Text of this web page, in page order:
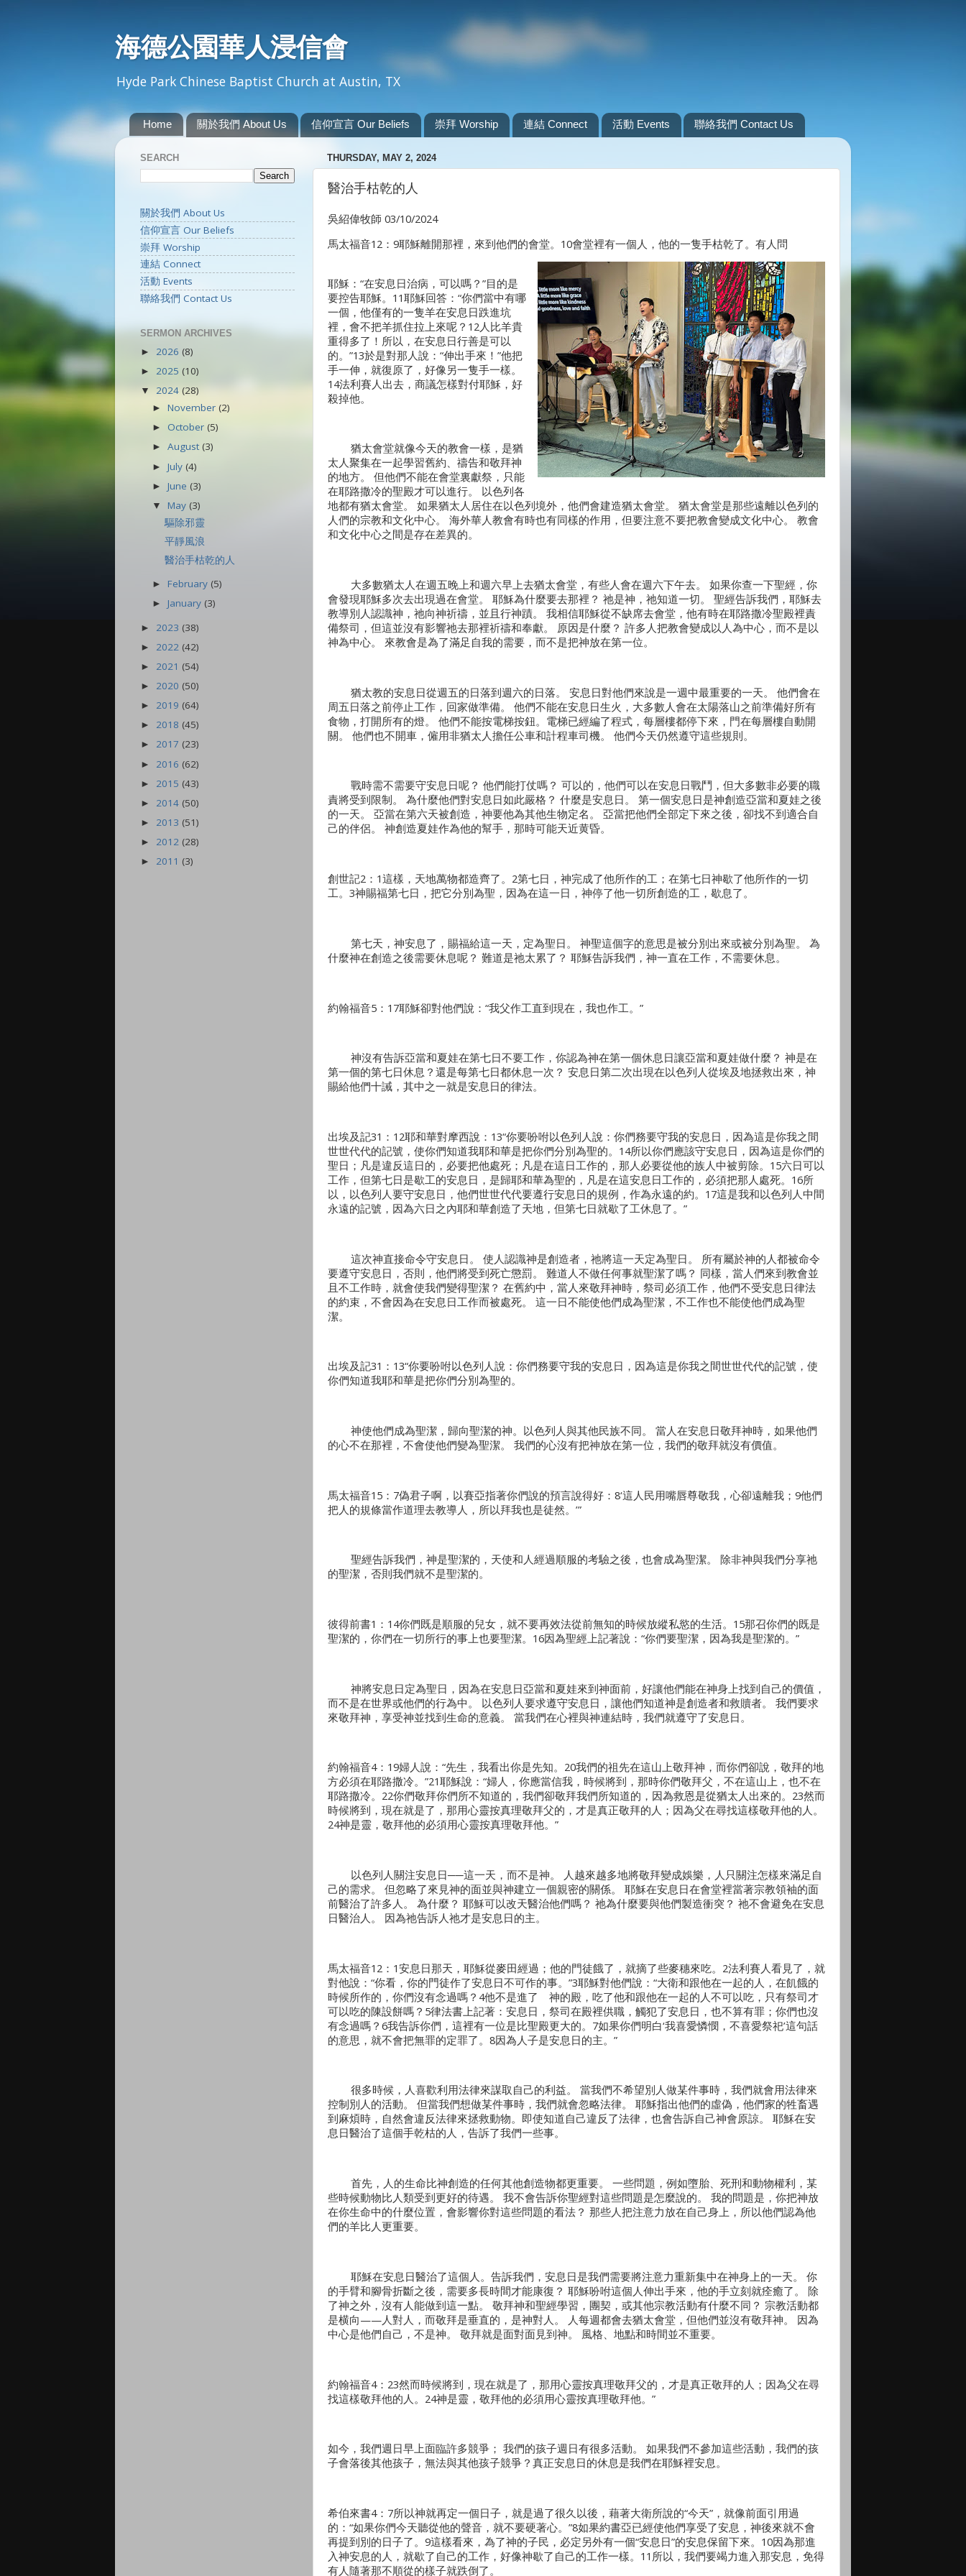
海德公園華人浸信會
Hyde Park Chinese Baptist Church at Austin, TX
Home 關於我們 About Us 信仰宣言 Our Beliefs 崇拜 Worship 連結 Connect 活動 Events 聯絡我們 Contact Us
THURSDAY, MAY 2, 2024
醫治手枯乾的人
吳紹偉牧師 03/10/2024
馬太福音12：9耶穌離開那裡，來到他們的會堂。10會堂裡有一個人，他的一隻手枯乾了。有人問
耶穌：“在安息日治病，可以嗎？”目的是
要控告耶穌。11耶穌回答：“你們當中有哪
一個，他僅有的一隻羊在安息日跌進坑
裡，會不把羊抓住拉上來呢？12人比羊貴
重得多了！所以，在安息日行善是可以
的。”13於是對那人說：“伸出手來！”他把
手一伸，就復原了，好像另一隻手一樣。
14法利賽人出去，商議怎樣對付耶穌，好
殺掉他。
猶太會堂就像今天的教會一樣，是猶
太人聚集在一起學習舊約、禱告和敬拜神
的地方。 但他們不能在會堂裏獻祭，只能
在耶路撒冷的聖殿才可以進行。 以色列各
地都有猶太會堂。 如果猶太人居住在以色列境外，他們會建造猶太會堂。 猶太會堂是那些遠離以色列的
人們的宗教和文化中心。 海外華人教會有時也有同樣的作用，但要注意不要把教會變成文化中心。 教會
和文化中心之間是存在差異的。
大多數猶太人在週五晚上和週六早上去猶太會堂，有些人會在週六下午去。 如果你查一下聖經，你
會發現耶穌多次去出現過在會堂。 耶穌為什麼要去那裡？ 祂是神，祂知道一切。 聖經告訴我們，耶穌去
教導別人認識神，祂向神祈禱，並且行神蹟。 我相信耶穌從不缺席去會堂，他有時在耶路撒冷聖殿裡責
備祭司，但這並沒有影響祂去那裡祈禱和奉獻。 原因是什麼？ 許多人把教會變成以人為中心，而不是以
神為中心。 來教會是為了滿足自我的需要，而不是把神放在第一位。
猶太教的安息日從週五的日落到週六的日落。 安息日對他們來說是一週中最重要的一天。 他們會在
周五日落之前停止工作，回家做準備。 他們不能在安息日生火，大多數人會在太陽落山之前準備好所有
食物，打開所有的燈。 他們不能按電梯按鈕。電梯已經編了程式，每層樓都停下來，門在每層樓自動開
關。 他們也不開車，僱用非猶太人擔任公車和計程車司機。 他們今天仍然遵守這些規則。
戰時需不需要守安息日呢？ 他們能打仗嗎？ 可以的，他們可以在安息日戰鬥，但大多數非必要的職
責將受到限制。 為什麼他們對安息日如此嚴格？ 什麼是安息日。 第一個安息日是神創造亞當和夏娃之後
的一天。 亞當在第六天被創造，神要他為其他生物定名。 亞當把他們全部定下來之後，卻找不到適合自
己的伴侶。 神創造夏娃作為他的幫手，那時可能天近黄昏。
創世記2：1這樣，天地萬物都造齊了。2第七日，神完成了他所作的工；在第七日神歇了他所作的一切
工。3神賜福第七日，把它分別為聖，因為在這一日，神停了他一切所創造的工，歇息了。
第七天，神安息了，賜福給這一天，定為聖日。 神聖這個字的意思是被分別出來或被分別為聖。 為
什麼神在創造之後需要休息呢？ 難道是祂太累了？ 耶穌告訴我們，神一直在工作，不需要休息。
約翰福音5：17耶穌卻對他們說：“我父作工直到現在，我也作工。”
神沒有告訴亞當和夏娃在第七日不要工作，你認為神在第一個休息日讓亞當和夏娃做什麼？ 神是在
第一個的第七日休息？還是每第七日都休息一次？ 安息日第二次出現在以色列人從埃及地拯救出來，神
賜給他們十誡，其中之一就是安息日的律法。
出埃及記31：12耶和華對摩西說：13“你要吩咐以色列人說：你們務要守我的安息日，因為這是你我之間
世世代代的記號，使你們知道我耶和華是把你們分別為聖的。14所以你們應該守安息日，因為這是你們的
聖日；凡是違反這日的，必要把他處死；凡是在這日工作的，那人必要從他的族人中被剪除。15六日可以
工作，但第七日是歇工的安息日，是歸耶和華為聖的，凡是在這安息日工作的，必須把那人處死。16所
以，以色列人要守安息日，他們世世代代要遵行安息日的規例，作為永遠的約。17這是我和以色列人中間
永遠的記號，因為六日之內耶和華創造了天地，但第七日就歇了工休息了。”
這次神直接命令守安息日。 使人認識神是創造者，祂將這一天定為聖日。 所有屬於神的人都被命令
要遵守安息日，否則，他們將受到死亡懲罰。 難道人不做任何事就聖潔了嗎？ 同樣，當人們來到教會並
且不工作時，就會使我們變得聖潔？ 在舊約中，當人來敬拜神時，祭司必須工作，他們不受安息日律法
的約束，不會因為在安息日工作而被處死。 這一日不能使他們成為聖潔，不工作也不能使他們成為聖
潔。
出埃及記31：13“你要吩咐以色列人說：你們務要守我的安息日，因為這是你我之間世世代代的記號，使
你們知道我耶和華是把你們分別為聖的。
神使他們成為聖潔，歸向聖潔的神。以色列人與其他民族不同。 當人在安息日敬拜神時，如果他們
的心不在那裡，不會使他們變為聖潔。 我們的心沒有把神放在第一位，我們的敬拜就沒有價值。
馬太福音15：7偽君子啊，以賽亞指著你們說的預言說得好：8‘這人民用嘴唇尊敬我，心卻遠離我；9他們
把人的規條當作道理去教導人，所以拜我也是徒然。’”
聖經告訴我們，神是聖潔的，天使和人經過順服的考驗之後，也會成為聖潔。 除非神與我們分享祂
的聖潔，否則我們就不是聖潔的。
彼得前書1：14你們既是順服的兒女，就不要再效法從前無知的時候放縱私慾的生活。15那召你們的既是
聖潔的，你們在一切所行的事上也要聖潔。16因為聖經上記著說：“你們要聖潔，因為我是聖潔的。”
神將安息日定為聖日，因為在安息日亞當和夏娃來到神面前，好讓他們能在神身上找到自己的價值，
而不是在世界或他們的行為中。 以色列人要求遵守安息日，讓他們知道神是創造者和救贖者。 我們要求
來敬拜神，享受神並找到生命的意義。 當我們在心裡與神連結時，我們就遵守了安息日。
約翰福音4：19婦人說：“先生，我看出你是先知。20我們的祖先在這山上敬拜神，而你們卻說，敬拜的地
方必須在耶路撒冷。”21耶穌說：“婦人，你應當信我，時候將到，那時你們敬拜父，不在這山上，也不在
耶路撒冷。22你們敬拜你們所不知道的，我們卻敬拜我們所知道的，因為救恩是從猶太人出來的。23然而
時候將到，現在就是了，那用心靈按真理敬拜父的，才是真正敬拜的人；因為父在尋找這樣敬拜他的人。
24神是靈，敬拜他的必須用心靈按真理敬拜他。”
以色列人關注安息日──這一天，而不是神。 人越來越多地將敬拜變成娛樂，人只關注怎樣來滿足自
己的需求。 但忽略了來見神的面並與神建立一個親密的關係。 耶穌在安息日在會堂裡當著宗教領袖的面
前醫治了許多人。 為什麼？ 耶穌可以改天醫治他們嗎？ 祂為什麼要與他們製造衝突？ 祂不會避免在安息
日醫治人。 因為祂告訴人祂才是安息日的主。
馬太福音12：1安息日那天，耶穌從麥田經過；他的門徒餓了，就摘了些麥穗來吃。2法利賽人看見了，就
對他說：“你看，你的門徒作了安息日不可作的事。”3耶穌對他們說：“大衛和跟他在一起的人，在飢餓的
時候所作的，你們沒有念過嗎？4他不是進了 神的殿，吃了他和跟他在一起的人不可以吃，只有祭司才
可以吃的陳設餅嗎？5律法書上記著：安息日，祭司在殿裡供職，觸犯了安息日，也不算有罪；你們也沒
有念過嗎？6我告訴你們，這裡有一位是比聖殿更大的。7如果你們明白‘我喜愛憐憫，不喜愛祭祀’這句話
的意思，就不會把無罪的定罪了。8因為人子是安息日的主。”
很多時候，人喜歡利用法律來謀取自己的利益。 當我們不希望別人做某件事時，我們就會用法律來
控制別人的活動。 但當我們想做某件事時，我們就會忽略法律。 耶穌指出他們的虛偽，他們家的牲畜遇
到麻煩時，自然會違反法律來拯救動物。即使知道自己違反了法律，也會告訴自己神會原諒。 耶穌在安
息日醫治了這個手乾枯的人，告訴了我們一些事。
首先，人的生命比神創造的任何其他創造物都更重要。 一些問題，例如墮胎、死刑和動物權利，某
些時候動物比人類受到更好的待遇。 我不會告訴你聖經對這些問題是怎麼說的。 我的問題是，你把神放
在你生命中的什麼位置，會影響你對這些問題的看法？ 那些人把注意力放在自己身上，所以他們認為他
們的羊比人更重要。
耶穌在安息日醫治了這個人。告訴我們，安息日是我們需要將注意力重新集中在神身上的一天。 你
的手臂和腳骨折斷之後，需要多長時間才能康復？ 耶穌吩咐這個人伸出手來，他的手立刻就痊癒了。 除
了神之外，沒有人能做到這一點。 敬拜神和聖經學習，團契，或其他宗教活動有什麼不同？ 宗教活動都
是横向——人對人，而敬拜是垂直的，是神對人。 人每週都會去猶太會堂，但他們並沒有敬拜神。 因為
中心是他們自己，不是神。 敬拜就是面對面見到神。 風格、地點和時間並不重要。
約翰福音4：23然而時候將到，現在就是了，那用心靈按真理敬拜父的，才是真正敬拜的人；因為父在尋
找這樣敬拜他的人。24神是靈，敬拜他的必須用心靈按真理敬拜他。”
如今，我們週日早上面臨許多競爭； 我們的孩子週日有很多活動。 如果我們不參加這些活動，我們的孩
子會落後其他孩子，無法與其他孩子競爭？真正安息日的休息是我們在耶穌裡安息。
希伯來書4：7所以神就再定一個日子，就是過了很久以後，藉著大衛所說的“今天”，就像前面引用過
的：“如果你們今天聽從他的聲音，就不要硬著心。”8如果約書亞已經使他們享受了安息，神後來就不會
再提到別的日子了。9這樣看來，為了神的子民，必定另外有一個“安息日”的安息保留下來。10因為那進
入神安息的人，就歇了自己的工作，好像神歇了自己的工作一樣。11所以，我們要竭力進入那安息，免得
有人隨著那不順從的樣子就跌倒了。
SEARCH
關於我們 About Us
信仰宣言 Our Beliefs
崇拜 Worship
連結 Connect
活動 Events
聯絡我們 Contact Us
SERMON ARCHIVES
► 2026 (8)
► 2025 (10)
▼ 2024 (28)
►November(2)
►October(5)
►August (3)
►July(4)
►June(3)
▼May (3)
驅除邪靈
平靜風浪
醫治手枯乾的人
► February (5)
► January (3)
► 2023 (38)
► 2022 (42)
► 2021 (54)
► 2020 (50)
► 2019 (64)
► 2018 (45)
► 2017 (23)
► 2016 (62)
► 2015 (43)
► 2014 (50)
► 2013 (51)
► 2012 (28)
► 2011 (3)